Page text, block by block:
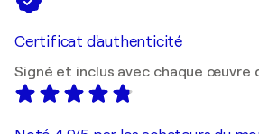
Certificat d'authenticité
Signé et inclus avec chaque œuvre